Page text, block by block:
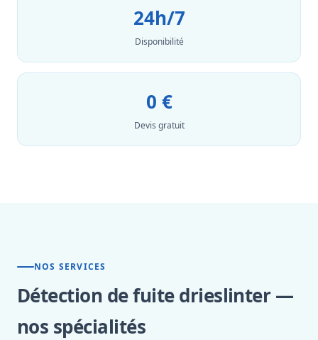
24h/7
Disponibilité
0 €
Devis gratuit
NOS SERVICES
Détection de fuite drieslinter —
nos spécialités